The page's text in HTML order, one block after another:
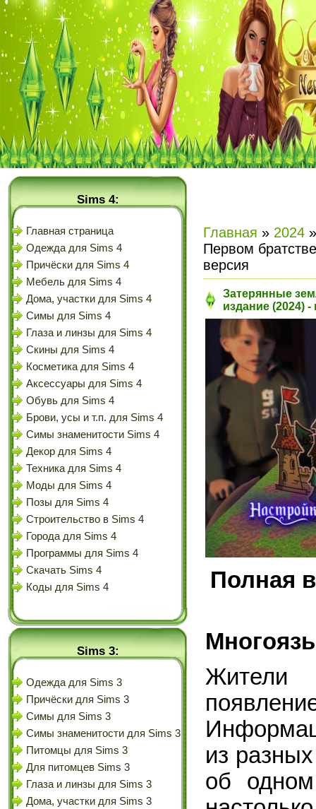
Sims 4:
Главная страница
Одежда для Sims 4
Причёски для Sims 4
Мебель для Sims 4
Дома, участки для Sims 4
Симы для Sims 4
Глаза и линзы для Sims 4
Скины для Sims 4
Косметика для Sims 4
Аксессуары для Sims 4
Обувь для Sims 4
Брови, усы и т.п. для Sims 4
Симы знаменитости Sims 4
Декор для Sims 4
Техника для Sims 4
Моды для Sims 4
Позы для Sims 4
Строительство в Sims 4
Города для Sims 4
Программы для Sims 4
Скачать Sims 4
Коды для Sims 4
Sims 3:
Одежда для Sims 3
Причёски для Sims 3
Симы для Sims 3
Симы знаменитости для Sims 3
Питомцы для Sims 3
Для питомцев Sims 3
Глаза и линзы для Sims 3
Дома, участки для Sims 3
Главная » 2024 »
Первом
версия
Затерянные
издание (2024)
Полная
из
об